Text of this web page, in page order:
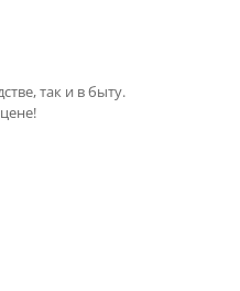
так и в быту.